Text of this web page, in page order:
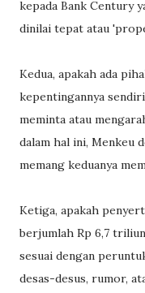
kepada Bank Century
dinilai tepat atau
Kedua, apakah ada
kepentingannya
meminta atau
dalam hal ini, Menkeu
memang keduanya
Ketiga, apakah
berjumlah Rp 6,7
sesuai dengan
desas-desus, rumor,